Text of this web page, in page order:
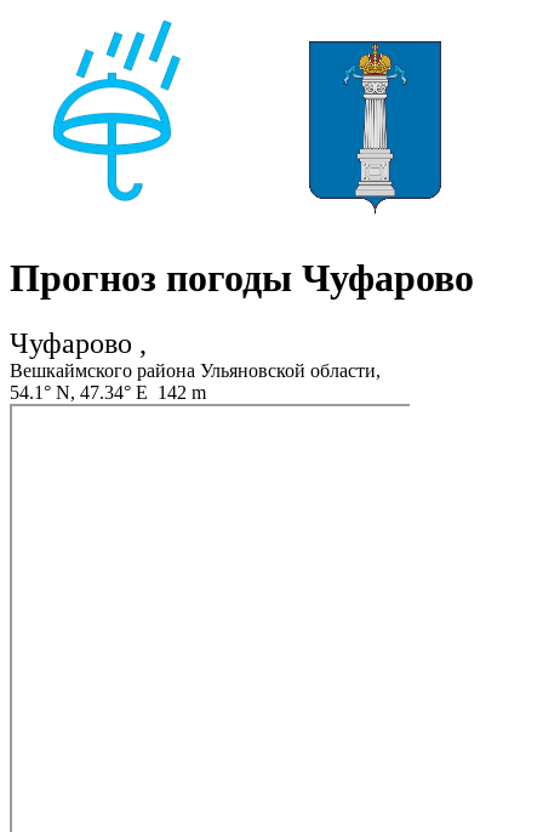
Прогноз погоды Чуфарово
Чуфарово ,
Вешкаймского района Ульяновской области,
54.1° N, 47.34° E 142 m